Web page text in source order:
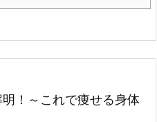
！～これで痩せる身体